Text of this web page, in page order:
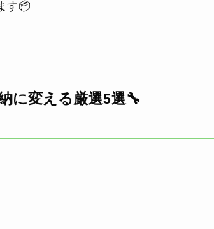
す📦
に変える厳選5選🔧